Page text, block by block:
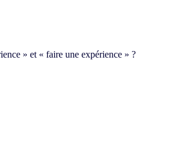
» et « faire une expérience » ?